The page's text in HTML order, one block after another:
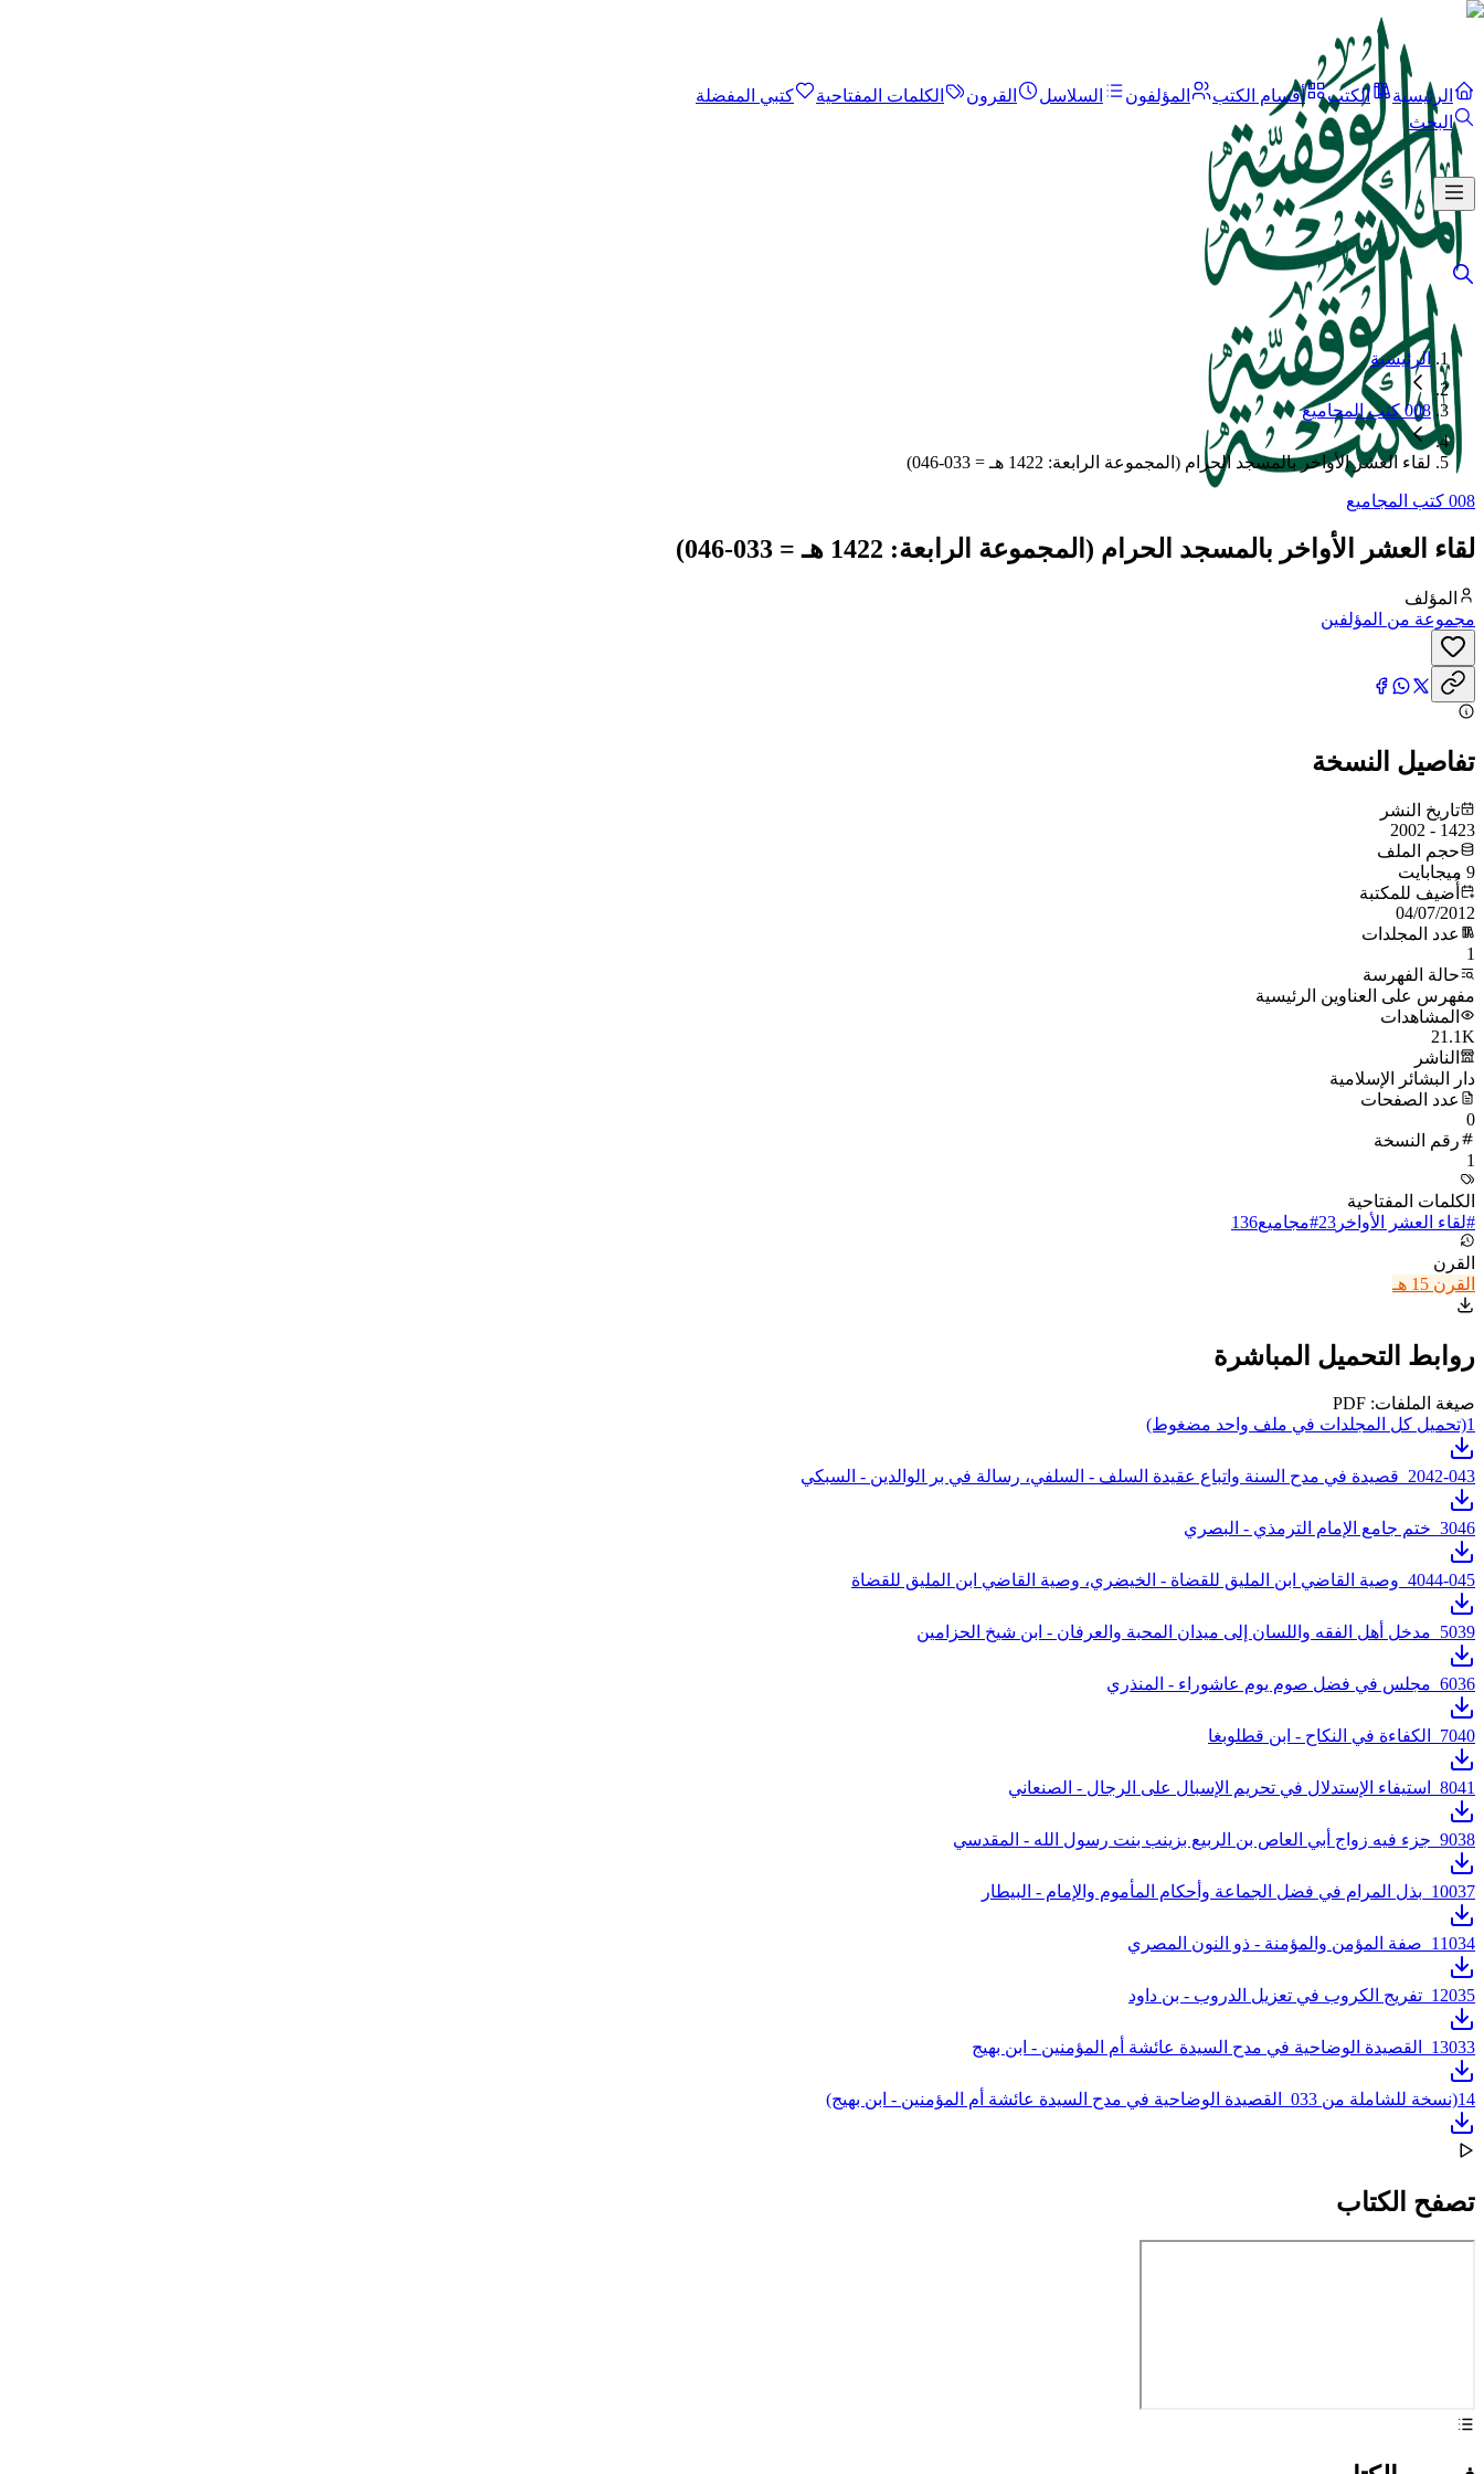
الرئيسية الكتب أقسام الكتب المؤلفون السلاسل القرون الكلمات المفتاحية
كتبي المفضلة
البحث
الرئيسية
008 كتب المجاميع
لقاء العشر الأواخر بالمسجد الحرام (المجموعة الرابعة: 1422 هـ = 033-046)
008 كتب المجاميع
لقاء العشر الأواخر بالمسجد الحرام (المجموعة الرابعة: 1422 هـ = 033-046)
المؤلف
مجموعة من المؤلفين
تفاصيل النسخة
تاريخ النشر
1423 - 2002
حجم الملف
9 ميجابايت
أُضيف للمكتبة
04/07/2012
عدد المجلدات
1
حالة الفهرسة
مفهرس على العناوين الرئيسية
المشاهدات
21.1K
الناشر
دار البشائر الإسلامية
عدد الصفحات
0
رقم النسخة
1
الكلمات المفتاحية
#لقاء العشر الأواخر 23
#مجاميع136
القرن
القرن 15 هـ
روابط التحميل المباشرة
صيغة الملفات: PDF
1(تحميل كل المجلدات في ملف واحد مضغوط)
2042-043_قصيدة في مدح السنة واتباع عقيدة السلف - السلفي، رسالة في بر الوالدين - السبكي
3046_ختم جامع الإمام الترمذي - البصري
4044-045_وصية القاضي ابن المليق للقضاة - الخيضري، وصية القاضي ابن المليق للقضاة
5039_مدخل أهل الفقه واللسان إلى ميدان المحبة والعرفان - ابن شيخ الحزامين
6036_مجلس في فضل صوم يوم عاشوراء - المنذري
7040_الكفاءة في النكاح - ابن قطلوبغا
8041_استيفاء الإستدلال في تحريم الإسبال على الرجال - الصنعاني
9038_جزء فيه زواج أبي العاص بن الربيع بزينب بنت رسول الله - المقدسي
10037_بذل المرام في فضل الجماعة وأحكام المأموم والإمام - البيطار
11034_صفة المؤمن والمؤمنة - ذو النون المصري
12035_تفريج الكروب في تعزيل الدروب - بن داود
13033_القصيدة الوضاحية في مدح السيدة عائشة أم المؤمنين - ابن بهيج
14(نسخة للشاملة من 033_القصيدة الوضاحية في مدح السيدة عائشة أم المؤمنين - ابن بهيج)
تصفح الكتاب